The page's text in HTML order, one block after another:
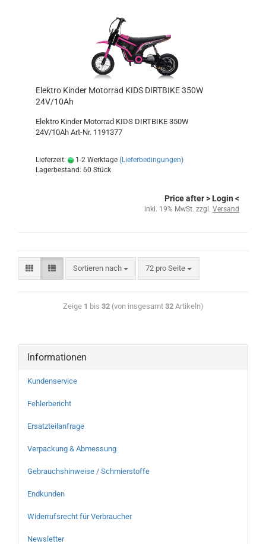
Elektro Kinder Motorrad KIDS DIRTBIKE 350W
24V/10Ah
Elektro Kinder Motorrad KIDS DIRTBIKE 350W
24V/10Ah Art-Nr. 1191377
Lieferzeit: 1-2 Werktage (Lieferbedingungen)
Lagerbestand: 60 Stück
Price after> Login <
inkl. 19% MwSt. zzgl. Versand
Sortieren nach 72 pro Seite
Zeige 1 bis 32(von insgesamt 32Artikeln)
Informationen
Kundenservice
Fehlerbericht
Ersatzteilanfrage
Verpackung & Abmessung
Gebrauchshinweise / Schmierstoffe
Endkunden
Widerrufsrecht für Verbraucher
Newsletter